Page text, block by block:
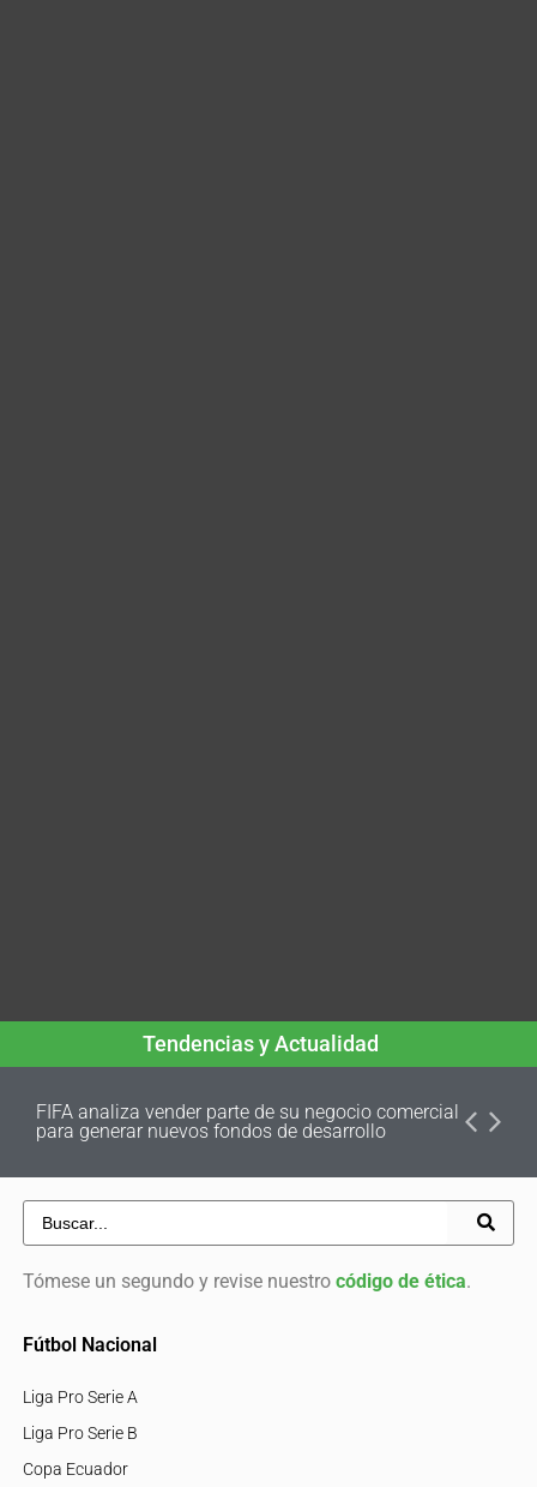
Tendencias y Actualidad
FIFA analiza vender parte de su negocio comercial
para generar nuevos fondos de desarrollo
Tómese un segundo y revise nuestro código de ética.
Fútbol Nacional
Liga Pro Serie A
Liga Pro Serie B
Copa Ecuador